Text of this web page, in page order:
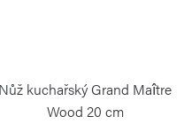
Nůž kuchařský Grand Maître
Wood 20 cm